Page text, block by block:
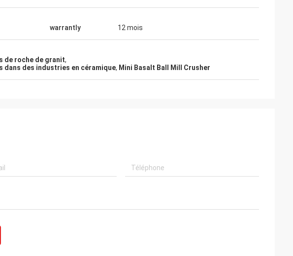
warrantly 12 mois
de roche de granit,
dans des industries en céramique, Mini Basalt Ball Mill Crusher